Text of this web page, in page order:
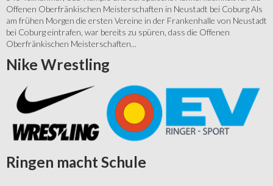
Offenen Oberfränkischen Meisterschaften in Neustadt bei Coburg Als
am frühen Morgen die ersten Vereine in der Frankenhalle von Neustadt
bei Coburg eintrafen, war bereits zu spüren, dass die Offenen
Oberfränkischen Meisterschaften...
Nike Wrestling
Ringen macht Schule